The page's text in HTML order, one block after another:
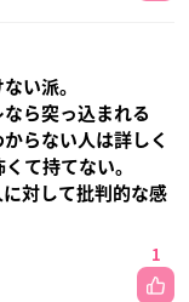
い派。
ら突っ込まれる
らない人は詳しく
て持てない。
対して批判的な感
1